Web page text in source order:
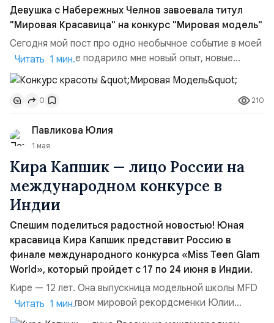
Девушка с Набережных Челнов завоевала титул
"Мировая Красавица" на конкурс "Мировая модель"
Сегодня мой пост про одно необычное событие в моей
жизни, которое подарило мне новый опыт, новые
знакомства, а главное красивый титул. С большим
удовольствием делюсь с вами своими впечатлениями о
завершении конкурса «Мировая Модель», который
проходил в Москве на большой сцене в течение трех
незабываемых дней. Более 150 участников из разных
гор...
Читать 1 мин.
0 210
Павликова Юлия
1 мая
Кира Капшик — лицо России на
международном конкурсе в
Индии
Спешим поделиться радостной новостью! Юная
красавица Кира Капшик представит Россию в
финале международного конкурса «Miss Teen Glam
World», который пройдет с 17 по 24 июня в Индии.
Кире — 12 лет. Она выпускница модельной школы MFD
под руководством мировой рекордсменки Юлии
Павликовой. Кира — разносторонняя личность: она
Читать 1 мин.